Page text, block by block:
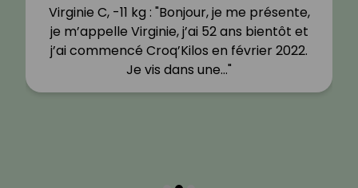
Virginie C, -11 kg : "Bonjour, je me présente,
je m’appelle Virginie, j’ai 52 ans bientôt et
j’ai commencé Croq’Kilos en février 2022.
Je vis dans une…"